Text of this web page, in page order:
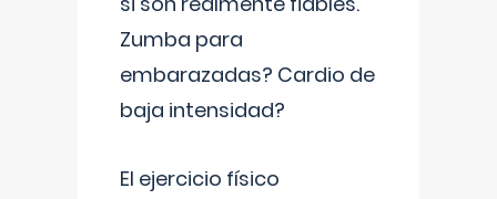
Zumba para
embarazadas? Cardio de
baja intensidad?
El ejercicio físico